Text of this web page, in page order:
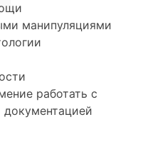
манипуляциями
работать с